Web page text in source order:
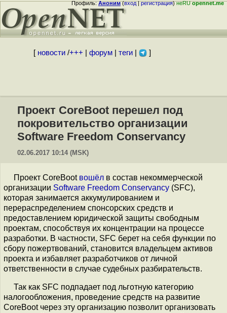
Профиль:Аноним(вход|регистрация)неRUopennet.me
[ новости/+++ форум| теги| ]
Проект CoreBoot перешел под
покровительство организации
Software Freedom Conservancy
02.06.2017 10:14 (MSK)
Проект CoreBoot вошёл в состав некоммерческой
организации Software Freedom Conservancy (SFC),
которая занимается аккумулированием и
перераспределением спонсорских средств и
предоставлением юридической защиты свободным
проектам, способствуя их концентрации на процессе
разработки. В частности, SFC берет на себя функции по
сбору пожертвований, становится владельцем активов
проекта и избавляет разработчиков от личной
ответственности в случае судебных разбирательств.
Так как SFC подпадает под льготную категорию
налогообложения, проведение средств на развитие
CoreBoot через эту организацию позволит организовать